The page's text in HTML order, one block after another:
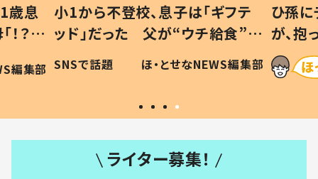
歳息
？」
編集部
小1から不登校、息子は「ギフテ
ッド」だった 父が“ウチ給食”を
作り続ける理由とは #令和の親
#令和の子
SNSで話題 ほ・とせなNEWS編集部
ひ孫
が、
「涙が
い」
ライター募集！